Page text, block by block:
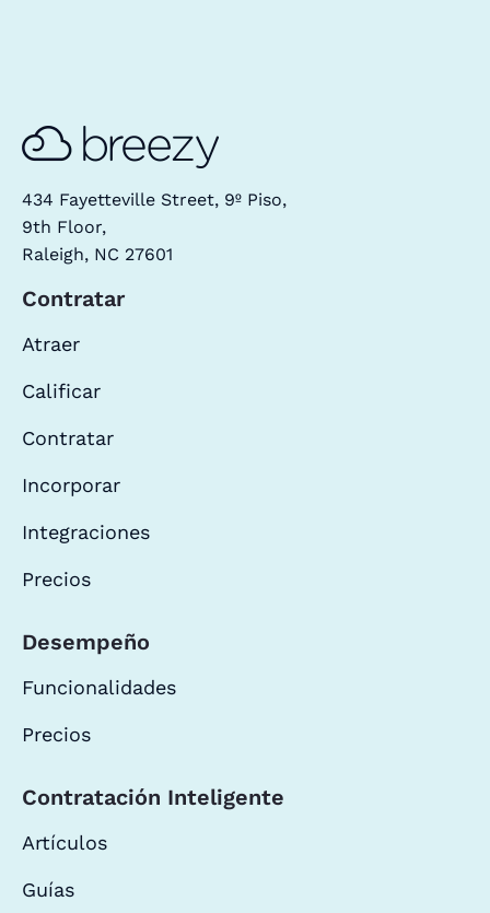
434 Fayetteville Street, 9º Piso,
9th Floor,
Raleigh, NC 27601
Contratar
Atraer
Calificar
Contratar
Incorporar
Integraciones
Precios
Desempeño
Funcionalidades
Precios
Contratación Inteligente
Artículos
Guías